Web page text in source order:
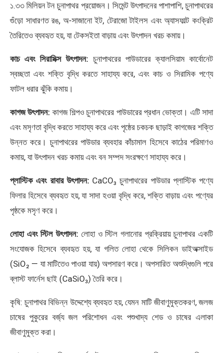
১.৩৩ মিলিয়ন টন চুনাপাথর প্রয়োজন। সিমেন্ট উৎপাদনের পাশাপাশি, চুনাপাথরের
গুঁড়ো সাধারণত রঙ, অ-সাজানো ইট, টেরাজো টাইলস এবং অ্যাসফাল্ট কংক্রিট
তৈরিতেও ব্যবহৃত হয়, যা টেকসইতা বাড়ায় এবং উৎপাদন খরচ কমায়।
কাচ এবং সিরামিক্স উৎপাদন: চুনাপাথরের পাউডারের ক্যালসিয়াম কার্বোনেট
স্বচ্ছতা এবং শক্তি বৃদ্ধি করতে সাহায্য করে, এবং কাচ ও সিরামিক পণ্যে
ফাটল ধরার ঝুঁকি কমায়।
কাগজ উৎপাদন: কাগজ শিল্পও চুনাপাথরের পাউডারের প্রধান ভোক্তা। এটি সাদা
এবং মসৃণতা বৃদ্ধি করতে সাহায্য করে এবং পৃষ্ঠের চকচক ছাড়াই কাগজের শক্তি
উন্নত করে। চুনাপাথরের পাউডার ব্যবহার কাঁচামাল হিসেবে কাঠের পরিমাণও
কমায়, যা উৎপাদন খরচ কমায় এবং বন সম্পদ সংরক্ষণে সাহায্য করে।
প্লাস্টিক এবং রাবার উৎপাদন:CaCO₃ চুনাপাথরের পাউডার প্লাস্টিক পণ্যে
ফিলার হিসেবে ব্যবহৃত হয়, যা সাদা হওয়া বৃদ্ধি করে, শক্তি বাড়ায় এবং পণ্যের
পৃষ্ঠকে মসৃণ করে।
লোহা এবং স্টিল উৎপাদন: লোহা ও স্টিল গলানোর প্রক্রিয়ায় চুনাপাথর একটি
সংযোজক হিসেবে ব্যবহৃত হয়, যা গলিত লোহা থেকে সিলিকন ডাইঅক্সাইড
(SiO₂ — যা মাটিতেও পাওয়া যায়) অপসারণ করে। অপসারিত অশুদ্ধিগুলি পরে
ব্লাস্ট ফার্নেস ছাই (CaSiO₃) তৈরি করে।
কৃষি: চুনাপাথর বিভিন্ন উদ্দেশ্যে ব্যবহৃত হয়, যেমন মাটি জীবাণুমুক্তকরণ, জলজ
চাষের পুকুরের বর্জ্য জল পরিশোধন এবং পশুখাদ্য শেড ও চাষের এলাকা
জীবাণুমুক্ত করা।